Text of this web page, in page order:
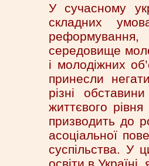
У сучасному
складних
середовище
і молодіжних
принесли
різні
життєвого
призводить до
асоціальної
суспільства. У
освіти в